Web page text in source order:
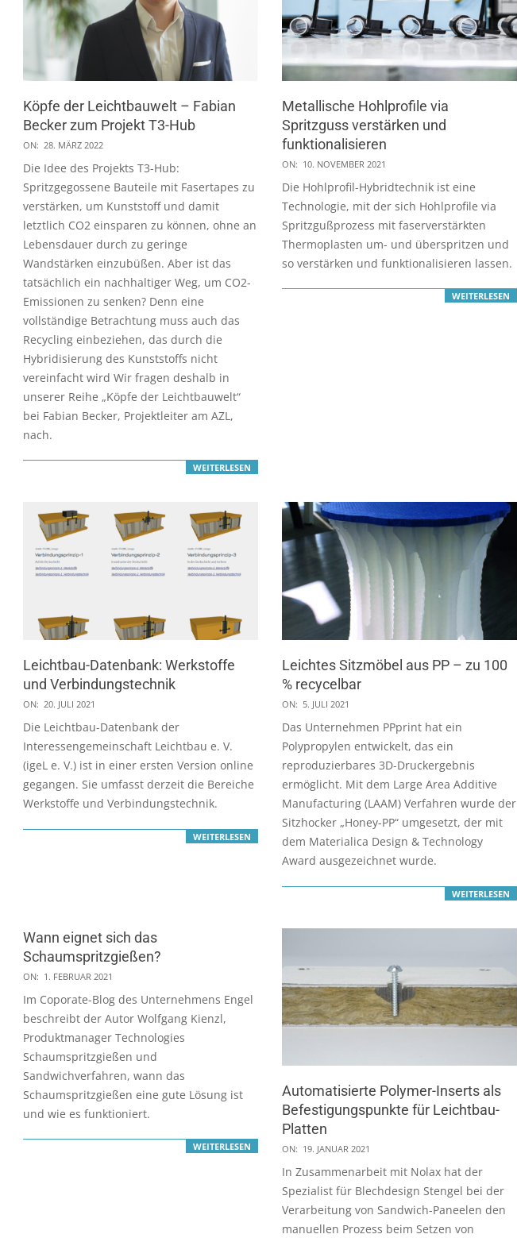
Köpfe der Leichtbauwelt – Fabian
Becker zum Projekt T3-Hub
2022-
03-
28
ON: 28. MÄRZ 2022
Die Idee des Projekts T3-Hub:
Spritzgegossene Bauteile mit Fasertapes zu
verstärken, um Kunststoff und damit
letztlich CO2 einsparen zu können, ohne an
Lebensdauer durch zu geringe
Wandstärken einzubüßen. Aber ist das
tatsächlich ein nachhaltiger Weg, um CO2-
Emissionen zu senken? Denn eine
vollständige Betrachtung muss auch das
Recycling einbeziehen, das durch die
Hybridisierung des Kunststoffs nicht
vereinfacht wird Wir fragen deshalb in
unserer Reihe „Köpfe der Leichtbauwelt“
bei Fabian Becker, Projektleiter am AZL,
nach.
WEITERLESEN
Metallische Hohlprofile via
Spritzguss verstärken und
funktionalisieren
2021-
11-
10
ON: 10. NOVEMBER 2021
Die Hohlprofil-Hybridtechnik ist eine
Technologie, mit der sich Hohlprofile via
Spritzgußprozess mit faserverstärkten
Thermoplasten um- und überspritzen und
so verstärken und funktionalisieren lassen.
WEITERLESEN
Leichtbau-Datenbank: Werkstoffe
und Verbindungstechnik
2021-
07-
20
ON: 20. JULI 2021
Die Leichtbau-Datenbank der
Interessengemeinschaft Leichtbau e. V.
(igeL e. V.) ist in einer ersten Version online
gegangen. Sie umfasst derzeit die Bereiche
Werkstoffe und Verbindungstechnik.
WEITERLESEN
Leichtes Sitzmöbel aus PP – zu 100
% recycelbar
2021-
07-
05
ON: 5. JULI 2021
Das Unternehmen PPprint hat ein
Polypropylen entwickelt, das ein
reproduzierbares 3D-Druckergebnis
ermöglicht. Mit dem Large Area Additive
Manufacturing (LAAM) Verfahren wurde der
Sitzhocker „Honey-PP“ umgesetzt, der mit
dem Materialica Design & Technology
Award ausgezeichnet wurde.
WEITERLESEN
Wann eignet sich das
Schaumspritzgießen?
2021-
02-
01
ON: 1. FEBRUAR 2021
Im Coporate-Blog des Unternehmens Engel
beschreibt der Autor Wolfgang Kienzl,
Produktmanager Technologies
Schaumspritzgießen und
Sandwichverfahren, wann das
Schaumspritzgießen eine gute Lösung ist
und wie es funktioniert.
WEITERLESEN
Automatisierte Polymer-Inserts als
Befestigungspunkte für Leichtbau-
Platten
2021-
01-
19
ON: 19. JANUAR 2021
In Zusammenarbeit mit Nolax hat der
Spezialist für Blechdesign Stengel bei der
Verarbeitung von Sandwich-Paneelen den
manuellen Prozess beim Setzen von